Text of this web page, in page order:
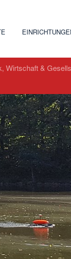
Wirtschaft &